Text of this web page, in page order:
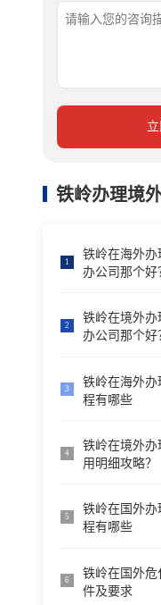
铁岭办理境
1
铁岭在海外
办公司那个好
2
铁岭在境外
办公司那个好
3
铁岭在海外
程有哪些
4
铁岭在境外办
用明细攻略？
5
铁岭在国外
程有哪些
6
铁岭在国外
件及要求